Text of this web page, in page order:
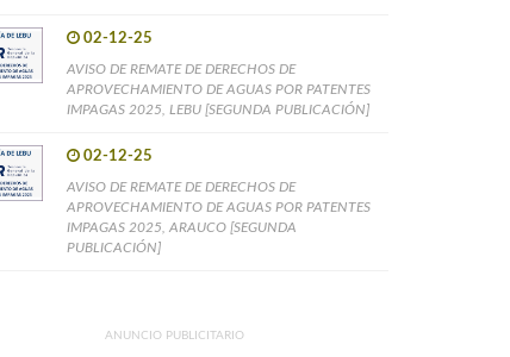
02-12-25
AVISO DE REMATE DE DERECHOS DE
APROVECHAMIENTO DE AGUAS POR PATENTES
IMPAGAS 2025, LEBU [SEGUNDA PUBLICACIÓN]
02-12-25
AVISO DE REMATE DE DERECHOS DE
APROVECHAMIENTO DE AGUAS POR PATENTES
IMPAGAS 2025, ARAUCO [SEGUNDA
PUBLICACIÓN]
ANUNCIO PUBLICITARIO